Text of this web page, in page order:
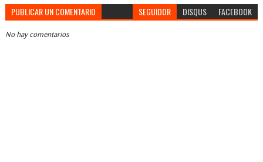
PUBLICAR UN COMENTARIO SEGUIDOR DISQUS FACEBOOK
No hay comentarios